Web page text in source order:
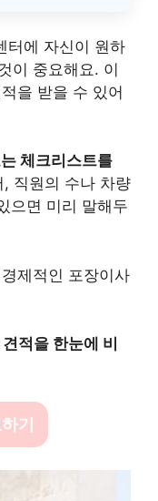
터에 자신이 원하
이 중요해요. 이
을 받을 수 있어
체크리스트를
, 직원의 수나 차량
으면 미리 말해두
제적인 포장이사
적을 한눈에 비
기